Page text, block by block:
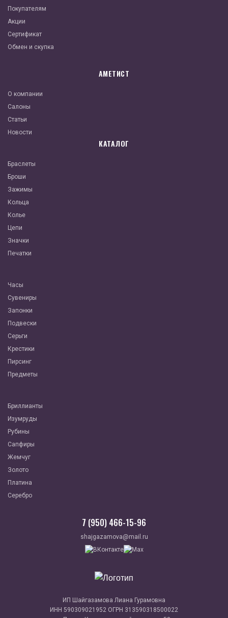
Покупателям
Акции
Сертификат
Обмен и скупка
АМЕТИСТ
О компании
Салоны
Статьи
Новости
КАТАЛОГ
Браслеты
Броши
Зажимы
Кольца
Колье
Цепи
Значки
Печатки
Часы
Сувениры
Запонки
Подвески
Серьги
Крестики
Пирсинг
Предметы
Бриллианты
Изумруды
Рубины
Сапфиры
Жемчуг
Золото
Платина
Серебро
7 (950) 466-15-96
shajgazamova@mail.ru
ИП Шайгазамова Лиана Гурамовна
ИНН 590309021952 ОГРН 313590318500022